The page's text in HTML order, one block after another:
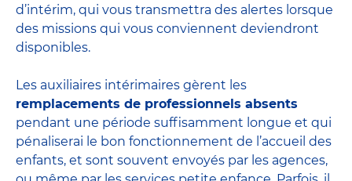
d’intérim, qui vous transmettra des alertes lorsque
des missions qui vous conviennent deviendront
disponibles.
Les auxiliaires intérimaires gèrent les
remplacements de professionnels absents
pendant une période suffisamment longue et qui
pénaliserai le bon fonctionnement de l’accueil des
enfants, et sont souvent envoyés par les agences,